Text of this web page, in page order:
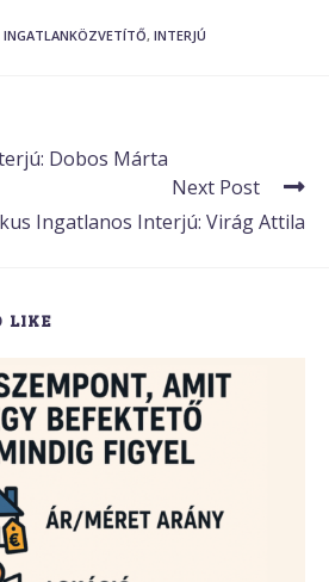
INGATLANKÖZVETÍTŐ, INTERJÚ
Dobos Márta
Next Post
Ingatlanos Interjú: Virág Attila
LIKE